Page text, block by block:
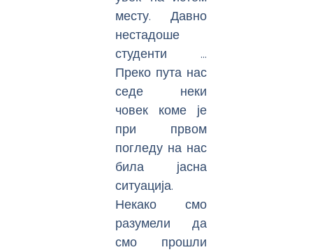
месту. Давно
нестадоше
студенти …
Преко пута нас
седе неки
човек коме је
при првом
погледу на нас
била јасна
ситуација.
Некако смо
разумели да
смо прошли